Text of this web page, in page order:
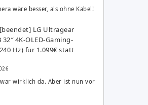
wäre besser, als ohne Kabel!
[beendet] LG Ultragear
32″ 4K-OLED-Gaming-
Hz) für 1.099€ statt
wirklich da. Aber ist nun vor